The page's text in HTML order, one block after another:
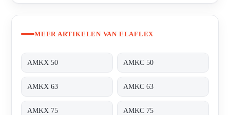
MEER ARTIKELEN VAN ELAFLEX
AMKX 50 AMKC 50
AMKX 63 AMKC 63
AMKX 75 AMKC 75